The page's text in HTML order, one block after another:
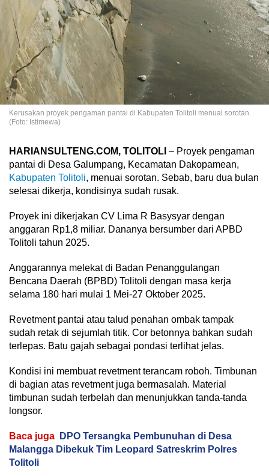
Kerusakan proyek pengaman pantai di Kabupaten Tolitoli menuai sorotan.
(Foto: Istimewa)
HARIANSULTENG.COM, TOLITOLI – Proyek pengaman
pantai di Desa Galumpang, Kecamatan Dakopamean,
Kabupaten Tolitoli, menuai sorotan. Sebab, baru dua bulan
selesai dikerja, kondisinya sudah rusak.
Proyek ini dikerjakan CV Lima R Basysyar dengan
anggaran Rp1,8 miliar. Dananya bersumber dari APBD
Tolitoli tahun 2025.
Anggarannya melekat di Badan Penanggulangan
Bencana Daerah (BPBD) Tolitoli dengan masa kerja
selama 180 hari mulai 1 Mei-27 Oktober 2025.
Revetment pantai atau talud penahan ombak tampak
sudah retak di sejumlah titik. Cor betonnya bahkan sudah
terlepas. Batu gajah sebagai pondasi terlihat jelas.
Kondisi ini membuat revetment terancam roboh. Timbunan
di bagian atas revetment juga bermasalah. Material
timbunan sudah terbelah dan menunjukkan tanda-tanda
longsor.
Baca juga
DPO Tersangka Pembunuhan di Desa
Malangga Dibekuk Tim Leopard Satreskrim Polres
Tolitoli